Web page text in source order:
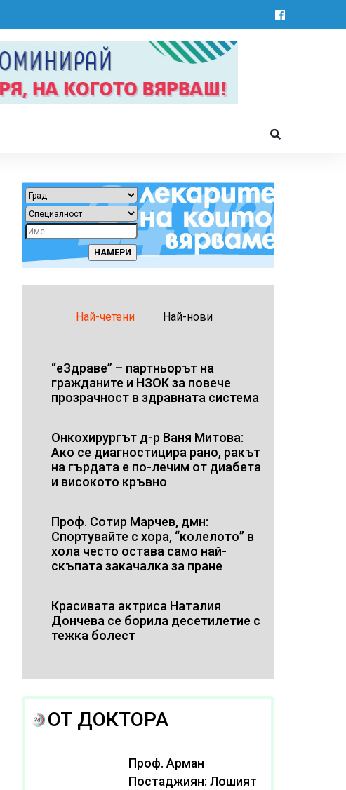
Най-четени Най-нови
“еЗдраве” – партньорът на
гражданите и НЗОК за повече
прозрачност в здравната система
Онкохирургът д-р Ваня Митова:
Ако се диагностицира рано, ракът
на гърдата е по-лечим от диабета
и високото кръвно
Проф. Сотир Марчев, дмн:
Спортувайте с хора, “колелото” в
хола често остава само най-
скъпата закачалка за пране
Красивата актриса Наталия
Дончева се борила десетилетие с
тежка болест
ОТ ДОКТОРА
Проф. Арман
Постаджиян: Лошият